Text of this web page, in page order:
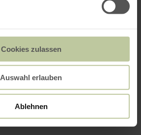
Cookies zulassen
Auswahl erlauben
Ablehnen